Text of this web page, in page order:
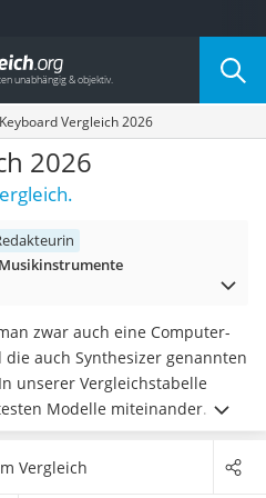
Kategorie
Keyboard Vergleich 2026
2026
zwar auch eine Computer-
auch Synthesizer genannten
unserer Vergleichstabelle
Modelle miteinander
auf die
Durch
Vergleich